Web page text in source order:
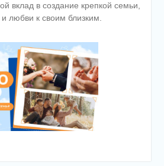
вклад в создание крепкой семьи,
любви к своим близким.